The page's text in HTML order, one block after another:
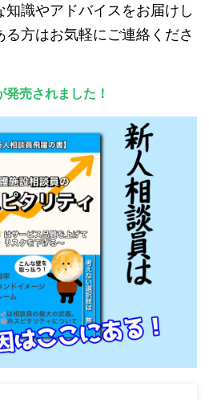
識やアドバイスをお届けし
る方はお気軽にご連絡くださ
売されました！